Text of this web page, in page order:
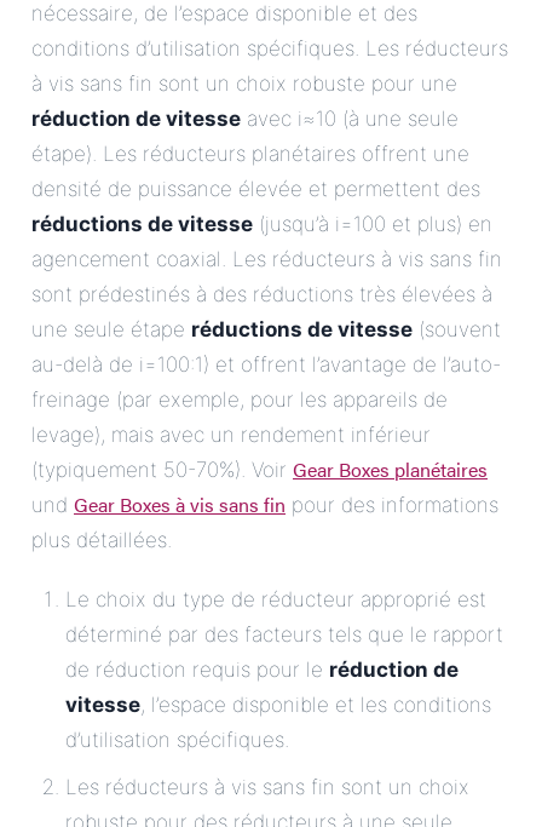
nécessaire, de l’espace disponible et des
conditions d’utilisation spécifiques. Les réducteurs
à vis sans fin sont un choix robuste pour une
réduction de vitesse avec i≈10 (à une seule
étape). Les réducteurs planétaires offrent une
densité de puissance élevée et permettent des
réductions de vitesse (jusqu’à i=100 et plus) en
agencement coaxial. Les réducteurs à vis sans fin
sont prédestinés à des réductions très élevées à
une seule étape réductions de vitesse (souvent
au-delà de i=100:1) et offrent l’avantage de l’auto-
freinage (par exemple, pour les appareils de
levage), mais avec un rendement inférieur
(typiquement 50-70%). Voir Gear Boxes planétaires
und Gear Boxes à vis sans fin pour des informations
plus détaillées.
Le choix du type de réducteur approprié est
déterminé par des facteurs tels que le rapport
de réduction requis pour le réduction de
vitesse, l’espace disponible et les conditions
d’utilisation spécifiques.
Les réducteurs à vis sans fin sont un choix
robuste pour des réducteurs à une seule